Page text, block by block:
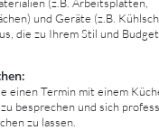
und Geräte (z.B.
die zu Ihrem Stil und Budget
einen Termin mit einem
besprechen und sich
zu lassen.